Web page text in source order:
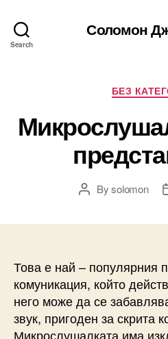
Search
Соломон
БЕЗ
PostBysolomon
Това е най – популярния
комуникация, който
него може да се
звук, пригоден за скрита
Микрослушалката има